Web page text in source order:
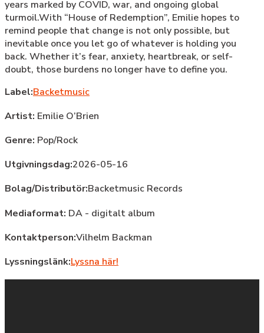
years marked by COVID, war, and ongoing global
turmoil.With “House of Redemption”, Emilie hopes to
remind people that change is not only possible, but
inevitable once you let go of whatever is holding you
back. Whether it’s fear, anxiety, heartbreak, or self-
doubt, those burdens no longer have to define you.
Label:Backetmusic
Artist: Emilie O’Brien
Genre: Pop/Rock
Utgivningsdag:2026-05-16
Bolag/Distributör:Backetmusic Records
Mediaformat: DA - digitalt album
Kontaktperson:Vilhelm Backman
Lyssningslänk:Lyssna här!